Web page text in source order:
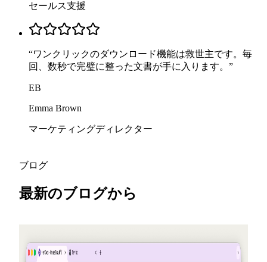
セールス支援
“ワンクリックのダウンロード機能は救世主です。毎
回、数秒で完璧に整った文書が手に入ります。 ”
EB
Emma Brown
マーケティングディレクター
ブログ
最新のブログから